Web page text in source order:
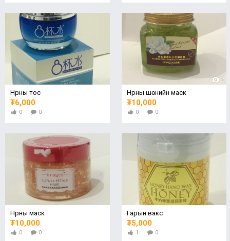
Нүүрны тос
₮6,000
0 0
2
Нүүрны шөнийн маск
₮10,000
0 0
Нүүрны маск
₮10,000
0 0
Гарын вакс
₮5,000
1 0